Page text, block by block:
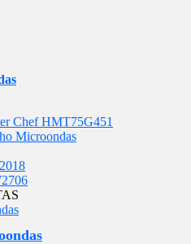
Chef HMT75G451
Microondas